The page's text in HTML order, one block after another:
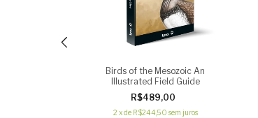
Birds of the Mesozoic An
Illustrated Field Guide
R$489,00
2 xde R$244,50 sem juros